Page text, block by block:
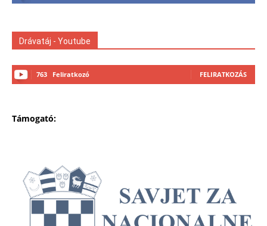
Drávatáj - Youtube
763 Feliratkozó FELIRATKOZÁS
Támogató: